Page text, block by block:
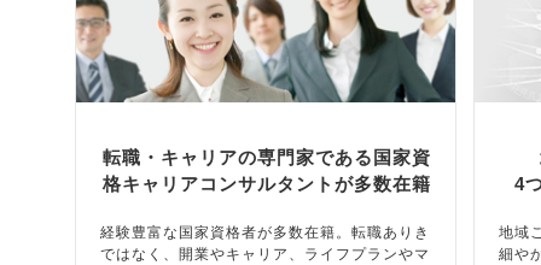
転職・キャリアの専門家である国家資
格キャリアコンサルタントが多数在籍
経験豊富な国家資格者が多数在籍。転職ありき
ではなく、開業やキャリア、ライフプランやマ
4
地域
細や